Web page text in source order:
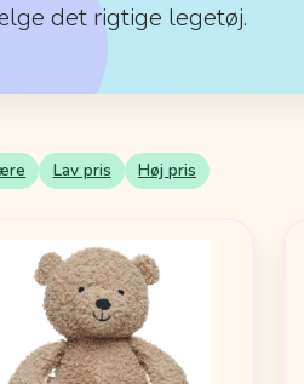
det rigtige legetøj.
Lav pris Høj pris